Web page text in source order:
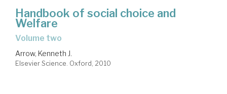
Handbook of social choice and
Welfare
volume two
Arrow, Kenneth J.
Elsevier Science. Oxford, 2010